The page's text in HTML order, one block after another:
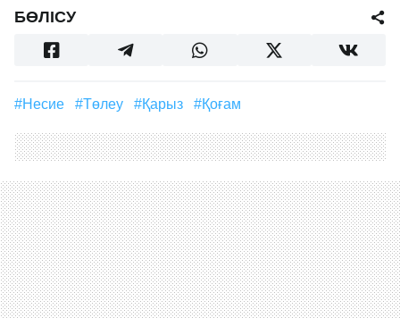
БӨЛІСУ
#несие #төлеу #қарыз #қоғам